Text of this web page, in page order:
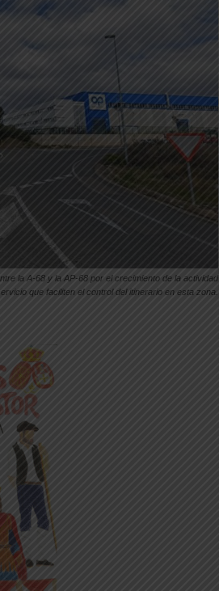
la A-68 y la AP-68 por el crecimiento de la actividad
que faciliten el control del itinerario en esta zona.